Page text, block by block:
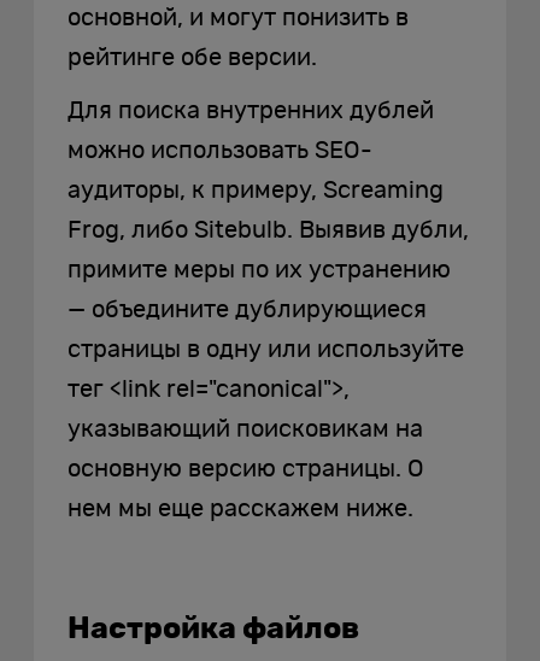
основной, и могут понизить в
рейтинге обе версии.
Для поиска внутренних дублей
можно использовать SEO-
аудиторы, к примеру, Screaming
Frog, либо Sitebulb. Выявив дубли,
примите меры по их устранению
— объедините дублирующиеся
страницы в одну или используйте
тег <link rel="canonical">,
указывающий поисковикам на
основную версию страницы. О
нем мы еще расскажем ниже.
Настройка файлов